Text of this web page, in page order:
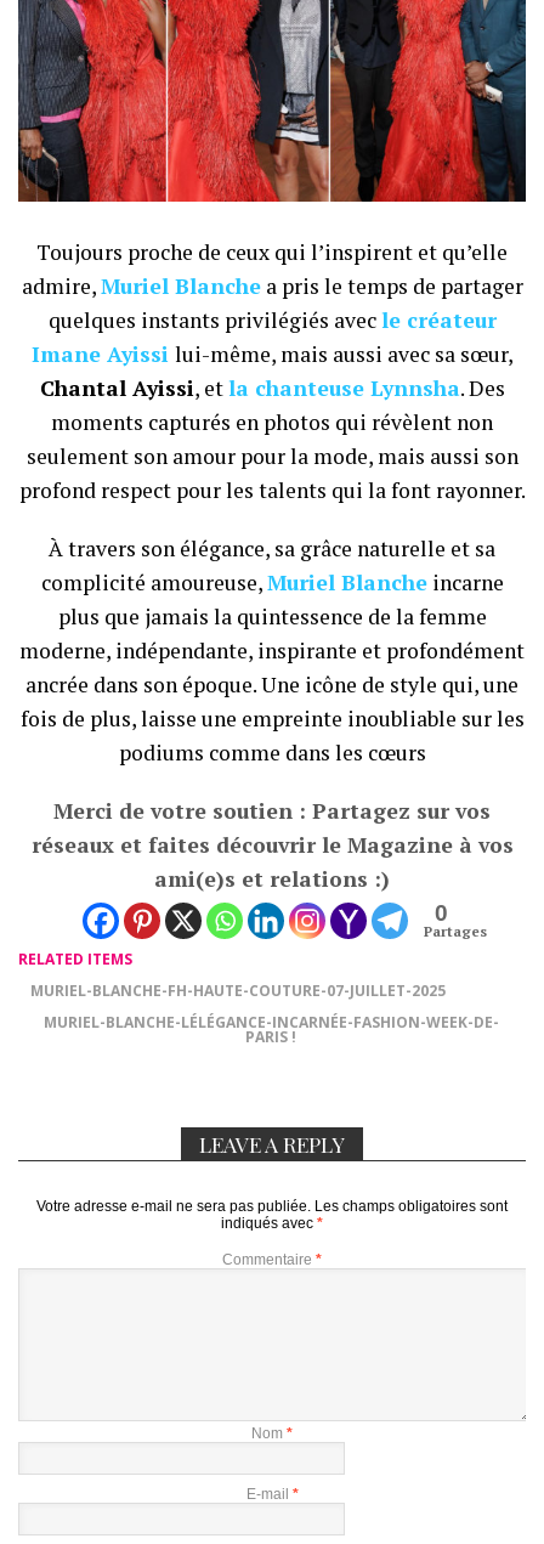
Toujours proche de ceux qui l’inspirent et qu’elle
admire,Muriel Blanchea pris le temps de partager
quelques instants privilégiés avecle créateur
Imane Ayissi lui-même, mais aussi avec sa sœur,
Chantal Ayissi, etla chanteuse Lynnsha. Des
moments capturés en photos qui révèlent non
seulement son amour pour la mode, mais aussi son
profond respect pour les talents qui la font rayonner.
À travers son élégance, sa grâce naturelle et sa
complicité amoureuse,Muriel Blancheincarne
plus que jamais la quintessence de la femme
moderne, indépendante, inspirante et profondément
ancrée dans son époque. Une icône de style qui, une
fois de plus, laisse une empreinte inoubliable sur les
podiums comme dans les cœurs
Merci de votre soutien : Partagez sur vos
réseaux et faites découvrir le Magazine à vos
ami(e)s et relations :)
0
Partages
RELATED ITEMS
MURIEL-BLANCHE-FH-HAUTE-COUTURE-07-JUILLET-2025
MURIEL-BLANCHE-LÉLÉGANCE-INCARNÉE-FASHION-WEEK-DE-
PARIS !
LEAVE A REPLY
Votre adresse e-mail ne sera pas publiée. Les champs obligatoires sont
indiqués avec *
Commentaire *
Nom *
E-mail *